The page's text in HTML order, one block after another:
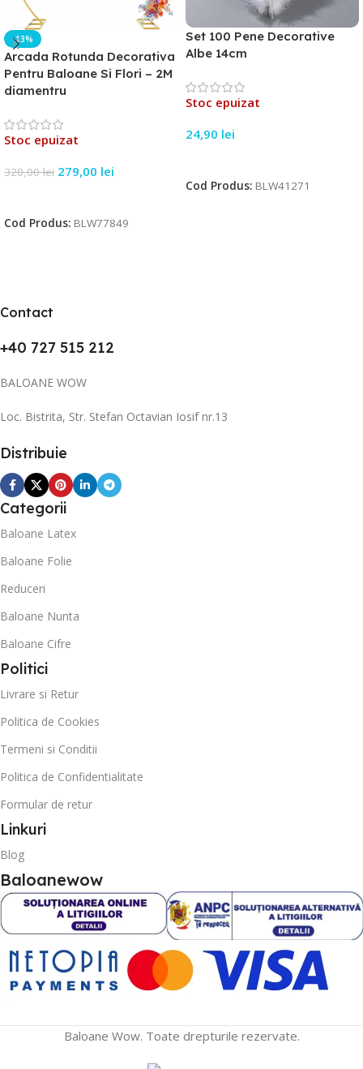
-13%
Arcada Rotunda Decorativa
Pentru Baloane Si Flori – 2M
diamentru
Stoc epuizat
320,00lei 279,00 lei
Cod Produs: BLW77849
Set 100 Pene Decorative
Albe 14cm
Stoc epuizat
24,90 lei
Cod Produs: BLW41271
Contact
+40 727 515 212
BALOANE WOW
Loc. Bistrita, Str. Stefan Octavian Iosif nr.13
Distribuie
Categorii
Baloane Latex
Baloane Folie
Reduceri
Baloane Nunta
Baloane Cifre
Politici
Livrare si Retur
Politica de Cookies
Termeni si Conditii
Politica de Confidentialitate
Formular de retur
Linkuri
Blog
Baloanewow
Baloane Wow. Toate drepturile rezervate.